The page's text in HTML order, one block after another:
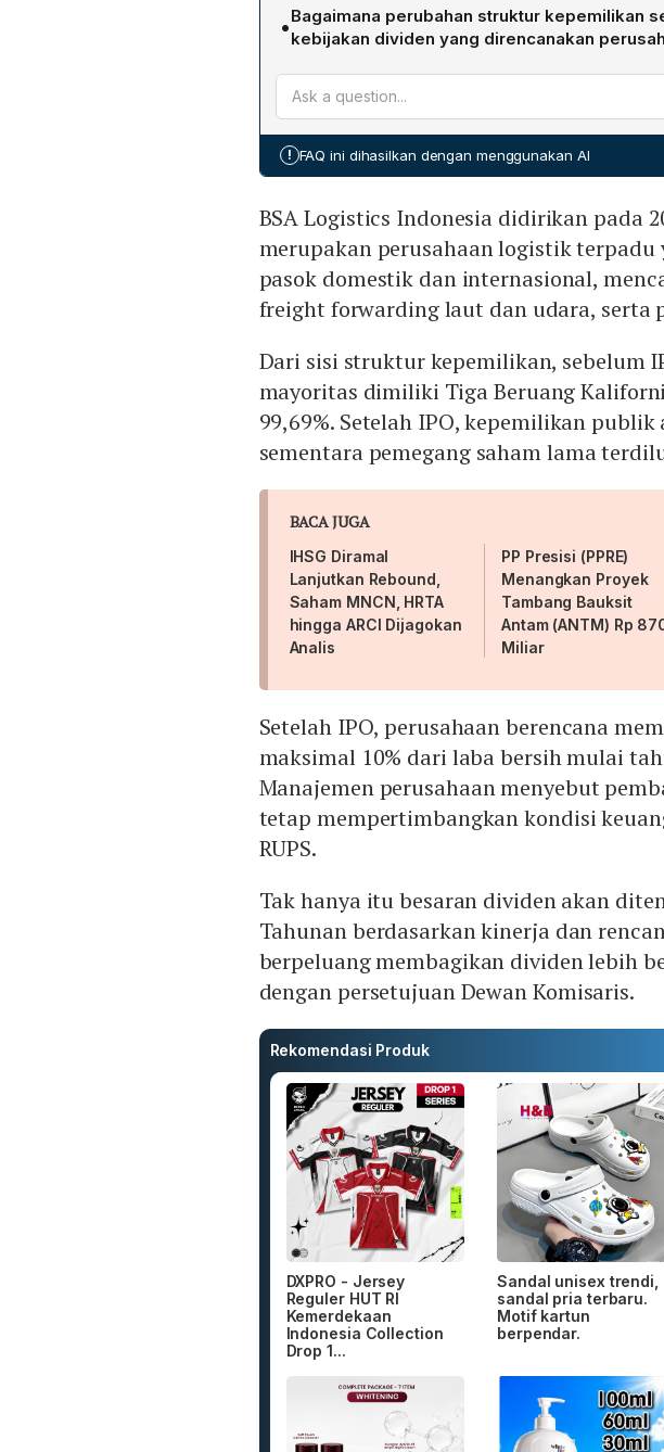
penjualan maksimal 1,80 miliar saham baru, yang
ditempatkan dan disetor penuh.
Setelah dikurangi biaya emisi, dana IPO akan
mengakuisisi PT Bermuda Inovasi Logistik (BIL)
dan 2) sisanya akan digunakan sebagai modal
harian, menjaga likuiditas, serta memperkuat
perusahaan.
•Bagaimana perubahan struktur kepemilikan
kebijakan dividen yang direncanakan
Sebelum IPO, 99,69% saham dimiliki oleh Tiga
IPO, kepemilikan publik akan mencapai 20,75%,
kepemilikan lama. Perusahaan berencana
tahunan dan dapat disesuaikan berdasarkan
! FAQ ini dihasilkan dengan menggunakan AI
BSA Logistics Indonesia didirikan pada
merupakan perusahaan logistik
pasok domestik dan internasional,
freight forwarding laut dan udara, serta
Dari sisi struktur kepemilikan, sebelum
mayoritas dimiliki Tiga Beruang
99,69%. Setelah IPO, kepemilikan publik
sementara pemegang saham lama
BACA JUGA
IHSG Diramal
Lanjutkan Rebound,
Saham MNCN, HRTA
hingga ARCI Dijagokan
Analis
PP Presisi (PPRE)
Menangkan Proyek
Tambang Bauksit
Antam (ANTM) Rp
Miliar
Setelah IPO, perusahaan berencana
maksimal 10% dari laba bersih mulai
Manajemen perusahaan menyebut
tetap mempertimbangkan kondisi
RUPS.
Tak hanya itu besaran dividen akan
Tahunan berdasarkan kinerja dan
berpeluang membagikan dividen lebih
dengan persetujuan Dewan Komisaris.
Rekomendasi Produk
DXPRO - Jersey
Reguler HUT RI
Kemerdekaan
Indonesia Collection
Drop 1...
Sandal unisex trendi,
sandal pria terbaru.
Motif kartun
berpendar.